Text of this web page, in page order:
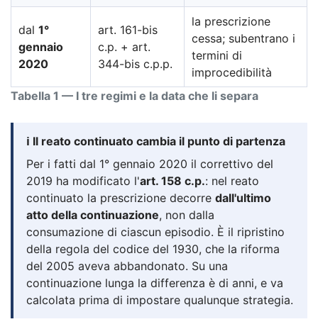
Tabella 1 — I tre regimi e la data che li separa
dal 1°
gennaio
2020
art. 161-bis
c.p. + art.
344-bis c.p.p.
la prescrizione
cessa; subentrano i
termini di
improcedibilità
ℹ️ Il reato continuato cambia il punto di partenza
Per i fatti dal 1° gennaio 2020 il correttivo del
2019 ha modificato l'art. 158 c.p.: nel reato
continuato la prescrizione decorre dall'ultimo
atto della continuazione, non dalla
consumazione di ciascun episodio. È il ripristino
della regola del codice del 1930, che la riforma
del 2005 aveva abbandonato. Su una
continuazione lunga la differenza è di anni, e va
calcolata prima di impostare qualunque strategia.